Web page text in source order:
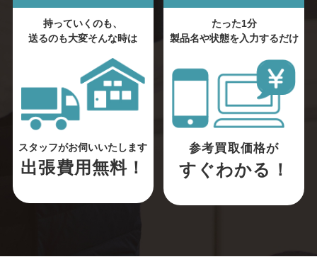
持っていくのも、
送るのも大変そんな時は
スタッフがお伺いいたします
出張費用無料！
たった1分
製品名や状態を入力するだけ
参考買取価格が
すぐわかる！